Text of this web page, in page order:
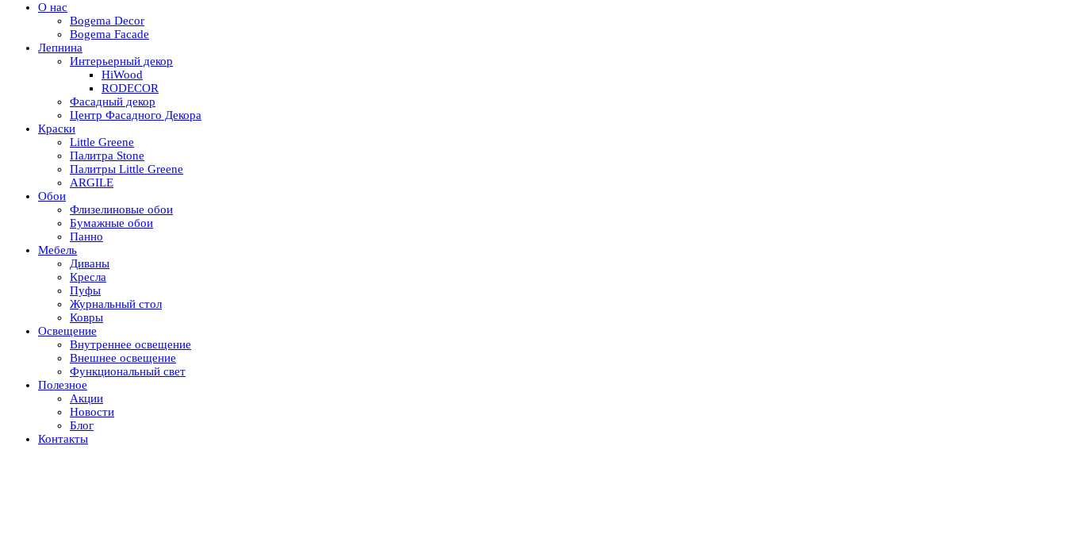
О нас
Bogema Decor
Bogema Facade
Лепнина
Интерьерный декор
HiWood
RODECOR
Фасадный декор
Центр Фасадного Декора
Краски
Little Greene
Палитра Stone
Палитры Little Greene
ARGILE
Обои
Флизелиновые обои
Бумажные обои
Панно
Мебель
Диваны
Кресла
Пуфы
Журнальный стол
Ковры
Освещение
Внутреннее освещение
Внешнее освещение
Функциональный свет
Полезное
Акции
Новости
Блог
Контакты